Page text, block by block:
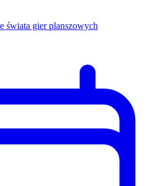
świata gier planszowych